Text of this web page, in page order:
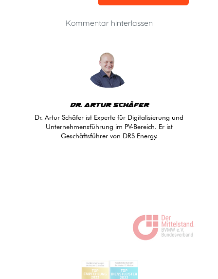
Kommentar hinterlassen
Dr. Artur Schäfer
Dr. Artur Schäfer ist Experte für Digitalisierung und
Unternehmensführung im PV-Bereich. Er ist
Geschäftsführer von DRS Energy.